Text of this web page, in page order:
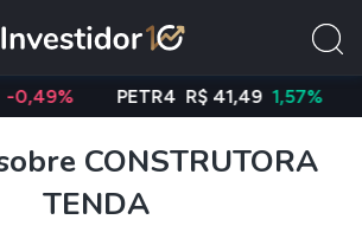
PETR4 R$ 41,49 1,57%
CONSTRUTORA
TENDA